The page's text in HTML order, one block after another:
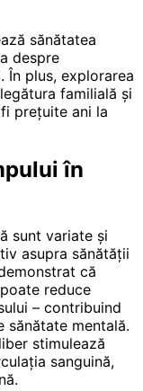
sănătatea
despre
În plus, explorarea
familială și
prețuite ani la
în
sunt variate și
asupra sănătății
că
reduce
– contribuind
sănătate mentală.
stimulează
sanguină,